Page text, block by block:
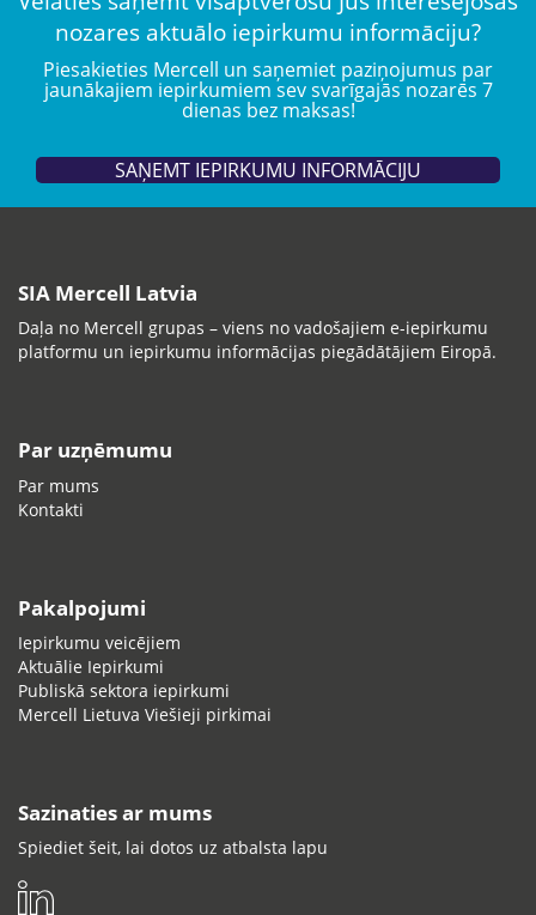
nozares aktuālo iepirkumu informāciju?
Piesakieties Mercell un saņemiet paziņojumus par
jaunākajiem iepirkumiem sev svarīgajās nozarēs 7
dienas bez maksas!
SAŅEMT IEPIRKUMU INFORMĀCIJU
SIA Mercell Latvia
Daļa no Mercell grupas – viens no vadošajiem e-iepirkumu
platformu un iepirkumu informācijas piegādātājiem Eiropā.
Par uzņēmumu
Par mums
Kontakti
Pakalpojumi
Iepirkumu veicējiem
Aktuālie Iepirkumi
Publiskā sektora iepirkumi
Mercell Lietuva Viešieji pirkimai
Sazinaties ar mums
Spiediet šeit, lai dotos uz atbalsta lapu